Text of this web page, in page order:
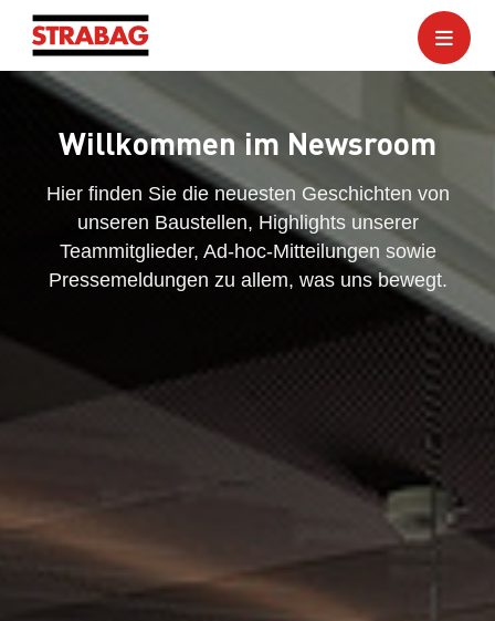
Willkommen im Newsroom
Hier finden Sie die neuesten Geschichten von
unseren Baustellen, Highlights unserer
Teammitglieder, Ad-hoc-Mitteilungen sowie
Pressemeldungen zu allem, was uns bewegt.